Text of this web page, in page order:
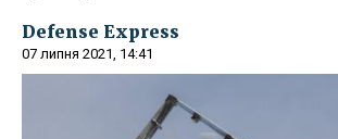
Defense Express
07 липня 2021, 14:41